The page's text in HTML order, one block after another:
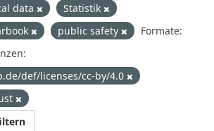
data
Statistik
public safety
Formate:
def/licenses/cc-by/4.0